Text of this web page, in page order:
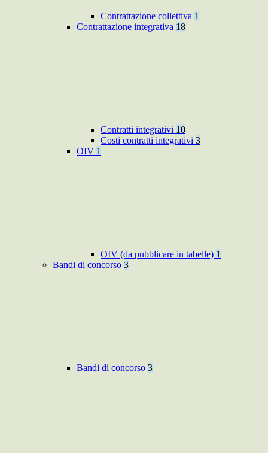
Contrattazione collettiva 1
Contrattazione integrativa 18
Contratti integrativi 10
Costi contratti integrativi 3
OIV 1
OIV (da pubblicare in tabelle) 1
Bandi di concorso 3
Bandi di concorso 3